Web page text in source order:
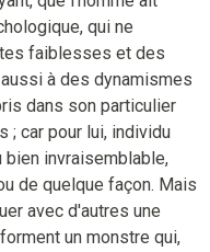
qui ne
faiblesses et des
à des dynamismes
dans son particulier
; car pour lui, individu
invraisemblable,
de quelque façon. Mais
avec d'autres une
un monstre qui,